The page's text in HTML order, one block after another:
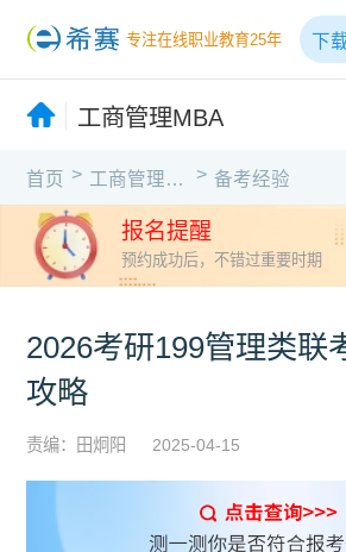
专注在线职业教育25年 下
工商管理MBA
首页 > 工商管理MBA > 备考经验
报名提醒
预约成功后，不错过重要时期
2026考研199管理类联
攻略
责编：田炯阳 2025-04-15